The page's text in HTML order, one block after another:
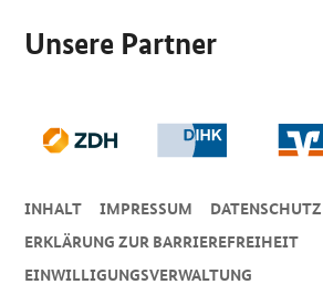
Unsere Partner
INHALT IMPRESSUM
DA­TEN­SCHUTZ
ERKLÄRUNG ZUR BARRIEREFREIHEIT
EINWILLIGUNGSVERWALTUNG